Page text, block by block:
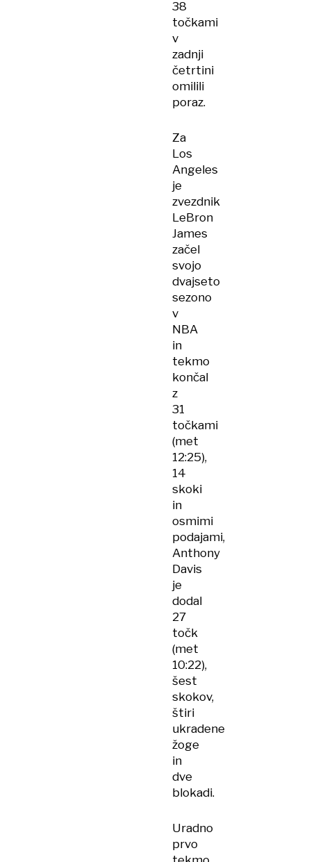
38
točkami
v
zadnji
četrtini
omilili
poraz.
Za
Los
Angeles
je
zvezdnik
LeBron
James
začel
svojo
dvajseto
sezono
v
NBA
in
tekmo
končal
z
31
točkami
(met
12:25),
14
skoki
in
osmimi
podajami,
Anthony
Davis
je
dodal
27
točk
(met
10:22),
šest
skokov,
štiri
ukradene
žoge
in
dve
blokadi.
Uradno
prvo